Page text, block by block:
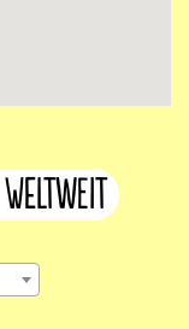
weltweit